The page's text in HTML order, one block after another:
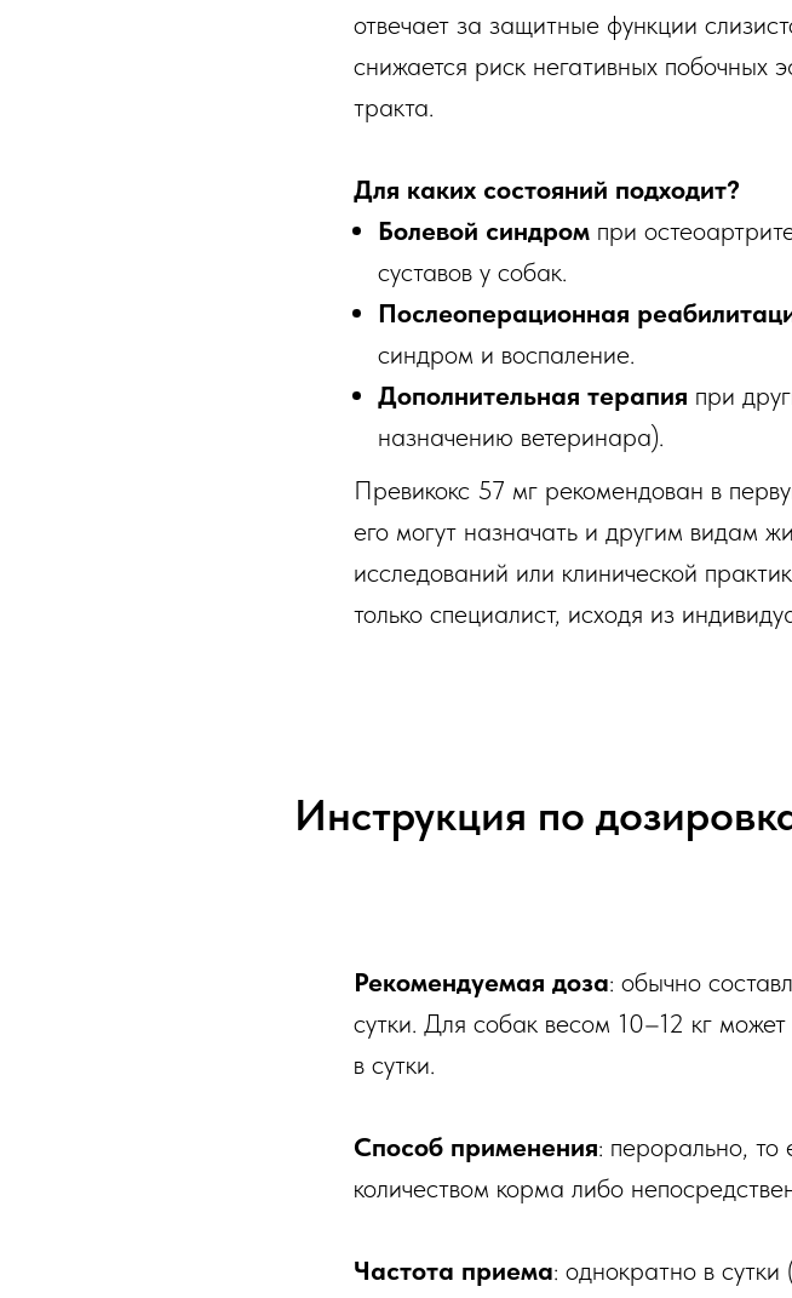
отвечает за защитные функции
снижается риск негативных побочных
тракта.
Для каких состояний подходит?
Болевой синдром при
суставов у собак.
Послеоперационная
синдром и воспаление.
Дополнительная терапия при
назначению ветеринара).
Превикокс 57 мг рекомендован в
его могут назначать и другим видам
исследований или клинической
только специалист, исходя из
Инструкция по
Рекомендуемая доза: обычно
сутки. Для собак весом 10–12 кг
в сутки.
Способ применения: перорально, то
количеством корма либо
Частота приема: однократно в